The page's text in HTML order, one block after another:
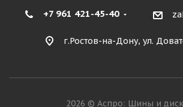
+7 961 421-45-40
г.Ростов-на-Дону, ул.
2026 © Аспро: Шины и